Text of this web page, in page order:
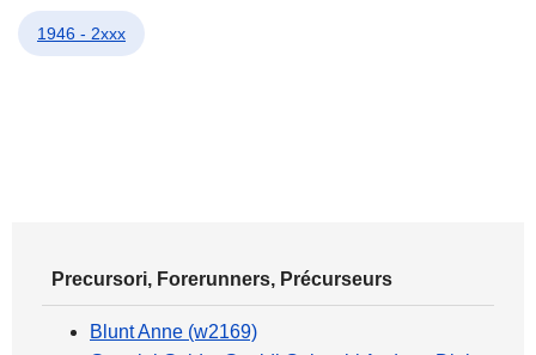
1946 - 2xxx
Precursori, Forerunners, Précurseurs
Blunt Anne (w2169)